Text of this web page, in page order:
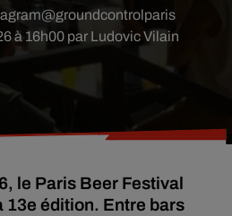
à 16h00 par Ludovic Vilain
le Paris Beer Festival
13e édition. Entre bars